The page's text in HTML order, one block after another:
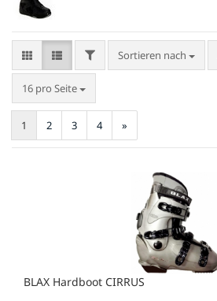
FILTERSortieren nach
Sortieren nach
16 pro Seite
pro Seite
1 2 3 4 »
BLAX Hardboot CIRRUS